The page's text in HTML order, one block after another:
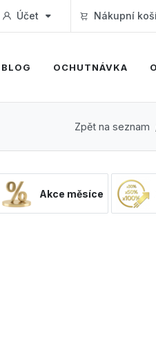
Účet Nákupní
BLOG OCHUTNÁVKA
Zpět na seznam
Akce měsíce